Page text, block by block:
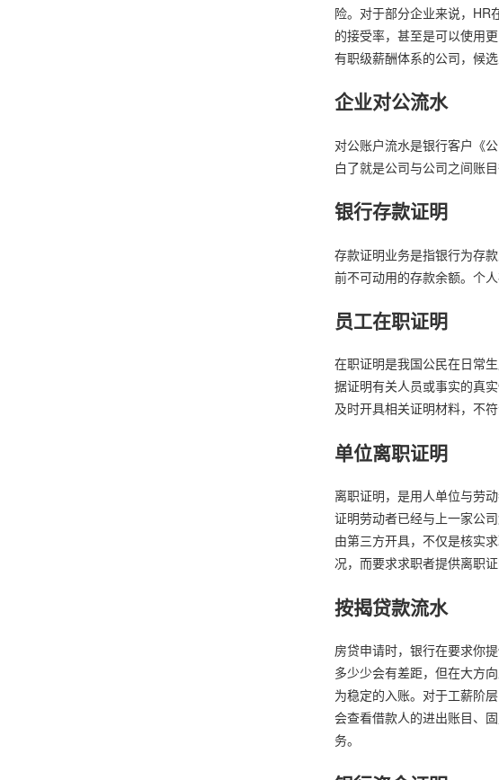
险。对于部分企业来说，HR
的接受率，甚至是可以使用
有职级薪酬体系的公司，候
企业对公流水
对公账户流水是银行客户《
白了就是公司与公司之间账
银行存款证明
存款证明业务是指银行为存
前不可动用的存款余额。个
员工在职证明
在职证明是我国公民在日常
据证明有关人员或事实的真
及时开具相关证明材料，不
单位离职证明
离职证明，是用人单位与劳
证明劳动者已经与上一家公
由第三方开具，不仅是核实
况，而要求求职者提供离职
按揭贷款流水
房贷申请时，银行在要求你
多少少会有差距，但在大方
为稳定的入账。对于工薪阶
会查看借款人的进出账目、
务。